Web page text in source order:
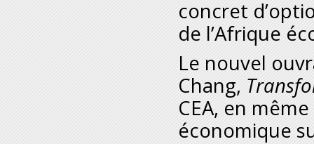
concret
de l’Afrique
Le nouvel
Chang,
CEA, en
économique